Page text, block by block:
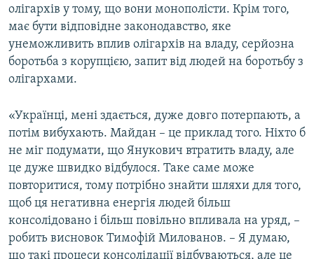
олігархів у тому, що вони монополісти. Крім того,
має бути відповідне законодавство, яке
унеможливить вплив олігархів на владу, серйозна
боротьба з корупцією, запит від людей на боротьбу з
олігархами.
«Українці, мені здається, дуже довго потерпають, а
потім вибухають. Майдан – це приклад того. Ніхто б
не міг подумати, що Янукович втратить владу, але
це дуже швидко відбулося. Таке саме може
повторитися, тому потрібно знайти шляхи для того,
щоб ця негативна енергія людей більш
консолідовано і більш повільно впливала на уряд, –
робить висновок Тимофій Милованов. – Я думаю,
що такі процеси консолідації відбуваються, але це